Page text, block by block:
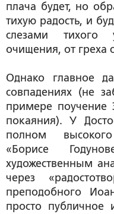
плача будет, но
тихую радость, и
слезами тихого
очищения, от греха
Однако главное
совпадениях (не
примере поучение
покаяния). У
полном
«Борисе
художественным
через
преподобного
просто публичное